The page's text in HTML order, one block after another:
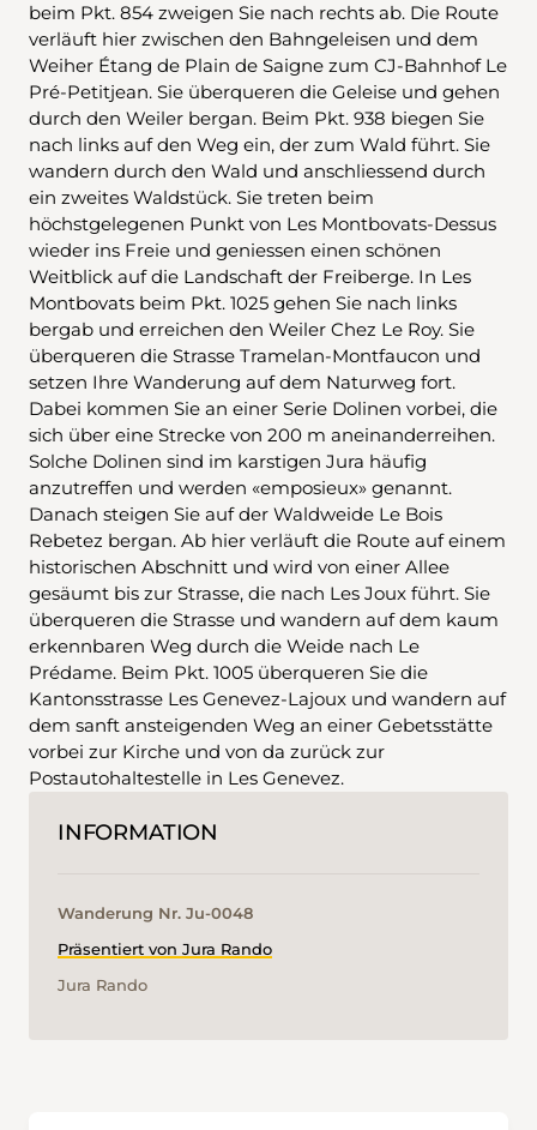
beim Pkt. 854 zweigen Sie nach rechts ab. Die Route
verläuft hier zwischen den Bahngeleisen und dem
Weiher Étang de Plain de Saigne zum CJ-Bahnhof Le
Pré-Petitjean. Sie überqueren die Geleise und gehen
durch den Weiler bergan. Beim Pkt. 938 biegen Sie
nach links auf den Weg ein, der zum Wald führt. Sie
wandern durch den Wald und anschliessend durch
ein zweites Waldstück. Sie treten beim
höchstgelegenen Punkt von Les Montbovats-Dessus
wieder ins Freie und geniessen einen schönen
Weitblick auf die Landschaft der Freiberge. In Les
Montbovats beim Pkt. 1025 gehen Sie nach links
bergab und erreichen den Weiler Chez Le Roy. Sie
überqueren die Strasse Tramelan-Montfaucon und
setzen Ihre Wanderung auf dem Naturweg fort.
Dabei kommen Sie an einer Serie Dolinen vorbei, die
sich über eine Strecke von 200 m aneinanderreihen.
Solche Dolinen sind im karstigen Jura häufig
anzutreffen und werden «emposieux» genannt.
Danach steigen Sie auf der Waldweide Le Bois
Rebetez bergan. Ab hier verläuft die Route auf einem
historischen Abschnitt und wird von einer Allee
gesäumt bis zur Strasse, die nach Les Joux führt. Sie
überqueren die Strasse und wandern auf dem kaum
erkennbaren Weg durch die Weide nach Le
Prédame. Beim Pkt. 1005 überqueren Sie die
Kantonsstrasse Les Genevez-Lajoux und wandern auf
dem sanft ansteigenden Weg an einer Gebetsstätte
vorbei zur Kirche und von da zurück zur
Postautohaltestelle in Les Genevez.
INFORMATION
Wanderung Nr. Ju-0048
Präsentiert von Jura Rando
Jura Rando